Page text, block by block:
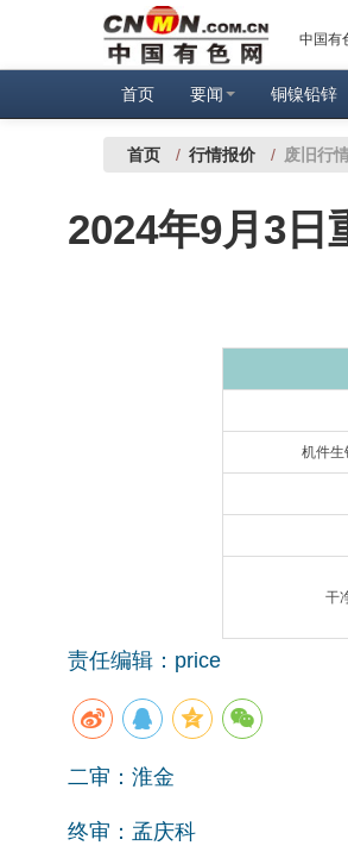
中国有
首页 要闻 铜镍铅锌
首页 / 行情报价 / 废旧行
2024年9月3日
机件生
干
责任编辑：price
二审：淮金
终审：孟庆科